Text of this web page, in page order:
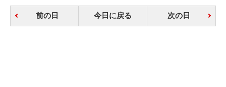
前の日 今日に戻る 次の日